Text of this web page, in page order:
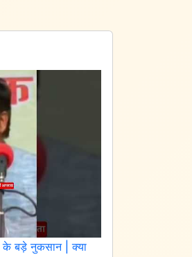
के बड़े नुकसान | क्या